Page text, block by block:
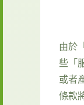
由於
些「
或者
條款